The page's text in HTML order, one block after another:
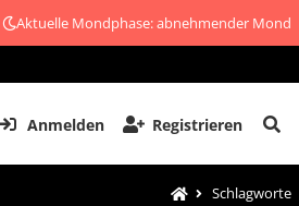
Aktuelle Mondphase: abnehmender Mond
Anmelden Registrieren
Schlagworte